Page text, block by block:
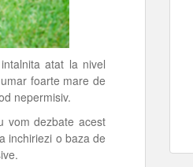
atat la nivel
foarte mare de
nepermisiv.
vom dezbate acest
inchiriezi o baza de